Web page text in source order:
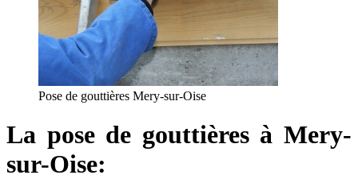
Pose de gouttières Mery-sur-Oise
La pose de gouttières à Mery-
sur-Oise: